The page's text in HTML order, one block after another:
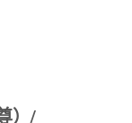
）/